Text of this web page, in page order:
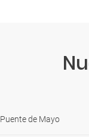
Puente de Mayo